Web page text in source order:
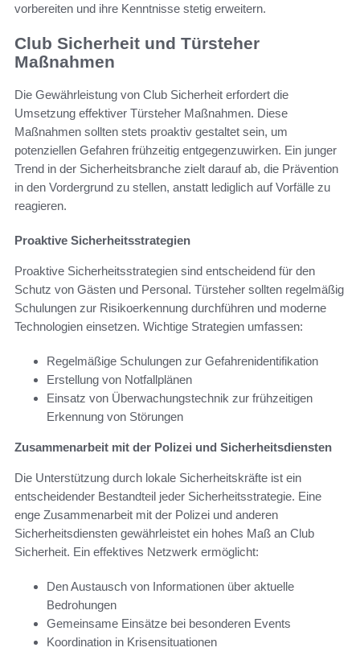
vorbereiten und ihre Kenntnisse stetig erweitern.
Club Sicherheit und Türsteher
Maßnahmen
Die Gewährleistung von Club Sicherheit erfordert die
Umsetzung effektiver Türsteher Maßnahmen. Diese
Maßnahmen sollten stets proaktiv gestaltet sein, um
potenziellen Gefahren frühzeitig entgegenzuwirken. Ein junger
Trend in der Sicherheitsbranche zielt darauf ab, die Prävention
in den Vordergrund zu stellen, anstatt lediglich auf Vorfälle zu
reagieren.
Proaktive Sicherheitsstrategien
Proaktive Sicherheitsstrategien sind entscheidend für den
Schutz von Gästen und Personal. Türsteher sollten regelmäßig
Schulungen zur Risikoerkennung durchführen und moderne
Technologien einsetzen. Wichtige Strategien umfassen:
Regelmäßige Schulungen zur Gefahrenidentifikation
Erstellung von Notfallplänen
Einsatz von Überwachungstechnik zur frühzeitigen
Erkennung von Störungen
Zusammenarbeit mit der Polizei und Sicherheitsdiensten
Die Unterstützung durch lokale Sicherheitskräfte ist ein
entscheidender Bestandteil jeder Sicherheitsstrategie. Eine
enge Zusammenarbeit mit der Polizei und anderen
Sicherheitsdiensten gewährleistet ein hohes Maß an Club
Sicherheit. Ein effektives Netzwerk ermöglicht:
Den Austausch von Informationen über aktuelle
Bedrohungen
Gemeinsame Einsätze bei besonderen Events
Koordination in Krisensituationen